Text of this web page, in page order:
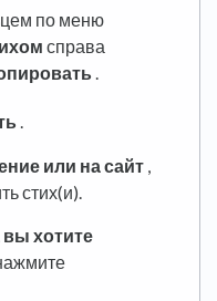
по меню
справа
.
или на сайт
стих(и).
вы хотите